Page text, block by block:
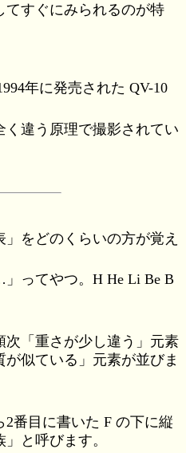
てすぐにみられるのが特
年に発売された QV-10
く違う原理で撮影されてい
をどのくらいの方が覚え
ってやつ。H He Li Be B
次「重さが少し違う」元素
似ている」元素が並びま
番目に書いた F の下に縦
と呼びます。